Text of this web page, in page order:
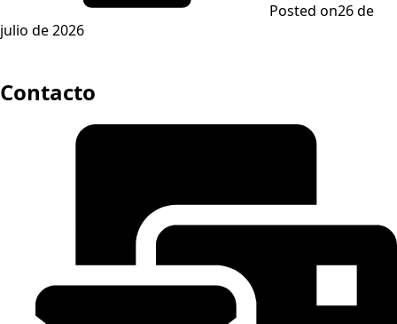
Posted on26 de
julio de 2026
Contacto